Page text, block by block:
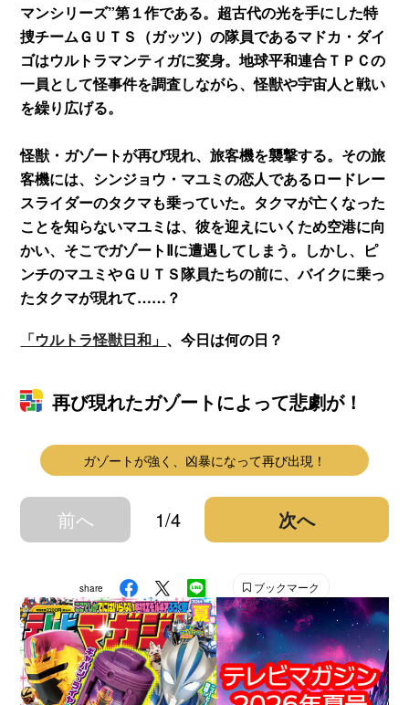
マンシリーズ”第１作である。超古代の光を手にした特
捜チームＧＵＴＳ（ガッツ）の隊員であるマドカ・ダイ
ゴはウルトラマンティガに変身。地球平和連合ＴＰＣの
一員として怪事件を調査しながら、怪獣や宇宙人と戦い
を繰り広げる。
怪獣・ガゾートが再び現れ、旅客機を襲撃する。その旅
客機には、シンジョウ・マユミの恋人であるロードレー
スライダーのタクマも乗っていた。タクマが亡くなった
ことを知らないマユミは、彼を迎えにいくため空港に向
かい、そこでガゾートⅡに遭遇してしまう。しかし、ピ
ンチのマユミやＧＵＴＳ隊員たちの前に、バイクに乗っ
たタクマが現れて……？
「ウルトラ怪獣日和」 、今日は何の日？
再び現れたガゾートによって悲劇が！
ガゾートが強く、凶暴になって再び出現！
前へ 1/4 次へ
share ブックマーク